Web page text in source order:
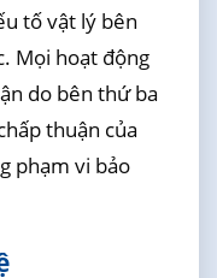
tố vật lý bên
Mọi hoạt động
do bên thứ ba
thuận của
phạm vi bảo